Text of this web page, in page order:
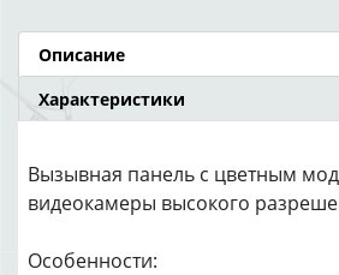
Описание
Характеристики
Вызывная панель с цветным
видеокамеры высокого
Особенности: